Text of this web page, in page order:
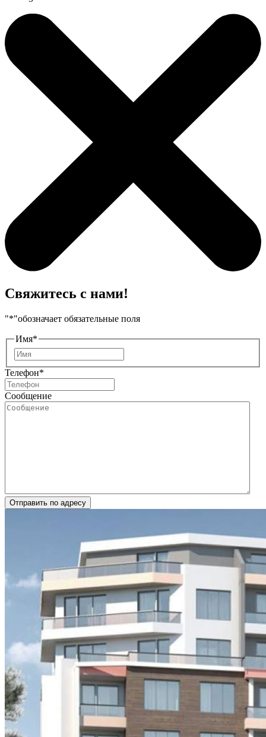
Свяжитесь с нами!
"*"обозначает обязательные поля
Имя*
Телефон*
Сообщение
Отправить по адресу